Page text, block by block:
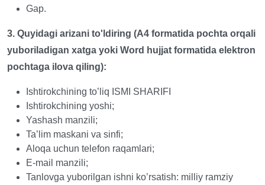
Gap.
3. Quyidagi arizani to'ldiring (A4 formatida pochta orqali
yuboriladigan xatga yoki Word hujjat formatida elektron
pochtaga ilova qiling):
Ishtirokchining to’liq ISMI SHARIFI
Ishtirokchining yoshi;
Yashash manzili;
Ta’lim maskani va sinfi;
Aloqa uchun telefon raqamlari;
E-mail manzili;
Tanlovga yuborilgan ishni ko’rsatish: milliy ramziy